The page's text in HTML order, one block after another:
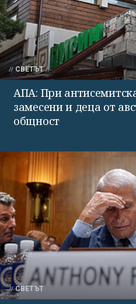
СВЕТЪТ
АПА: При
замесени и деца от
общност
СВЕТЪТ